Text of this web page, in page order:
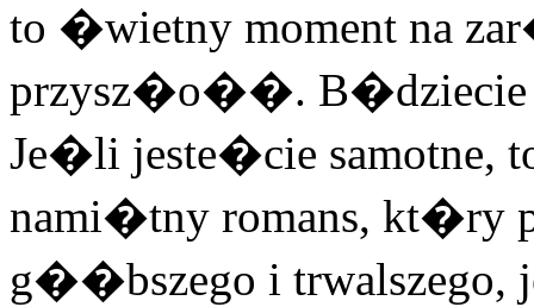
to �wietny moment na
przysz�o��. B�dziecie
Je�li jeste�cie samotne,
nami�tny romans, kt�ry
g��bszego i trwalszego,